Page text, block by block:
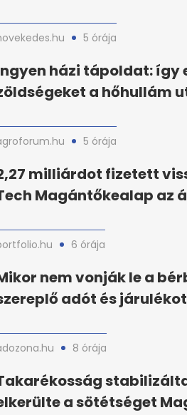
5 órája
házi tápoldat: így
a hőhullám
5 órája
milliárdot fizetett
Magántőkealap az
6 órája
nem vonják le a
adót és
8 órája
a sötétséget